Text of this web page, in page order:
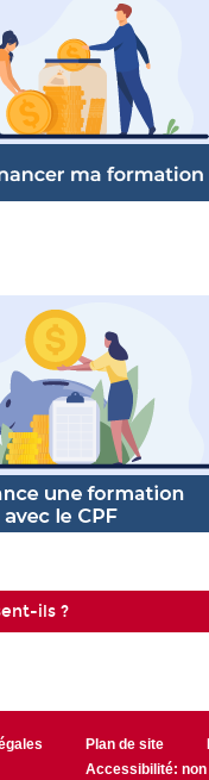
ils ?
Plan de site
Accessibilité: